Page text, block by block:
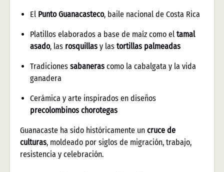
El Punto Guanacasteco, baile nacional de Costa Rica
Platillos elaborados a base de maíz como el tamal
asado, las rosquillas y las tortillas palmeadas
Tradiciones sabaneras como la cabalgata y la vida
ganadera
Cerámica y arte inspirados en diseños
precolombinos chorotegas
Guanacaste ha sido históricamente un cruce de
culturas, moldeado por siglos de migración, trabajo,
resistencia y celebración.